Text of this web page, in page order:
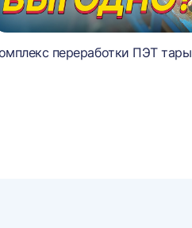
переработки ПЭТ тары